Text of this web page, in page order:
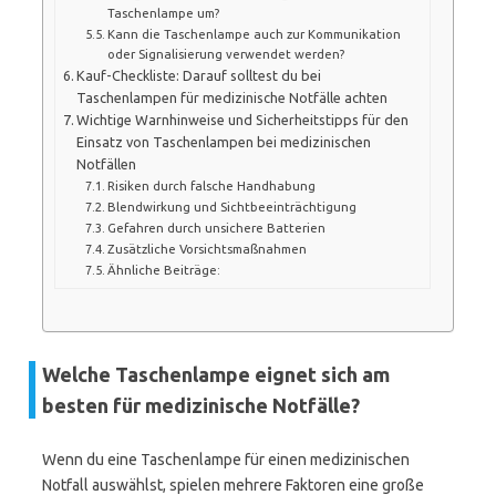
Taschenlampe um?
Kann die Taschenlampe auch zur Kommunikation
oder Signalisierung verwendet werden?
Kauf-Checkliste: Darauf solltest du bei
Taschenlampen für medizinische Notfälle achten
Wichtige Warnhinweise und Sicherheitstipps für den
Einsatz von Taschenlampen bei medizinischen
Notfällen
Risiken durch falsche Handhabung
Blendwirkung und Sichtbeeinträchtigung
Gefahren durch unsichere Batterien
Zusätzliche Vorsichtsmaßnahmen
Ähnliche Beiträge:
Welche Taschenlampe eignet sich am
besten für medizinische Notfälle?
Wenn du eine Taschenlampe für einen medizinischen
Notfall auswählst, spielen mehrere Faktoren eine große